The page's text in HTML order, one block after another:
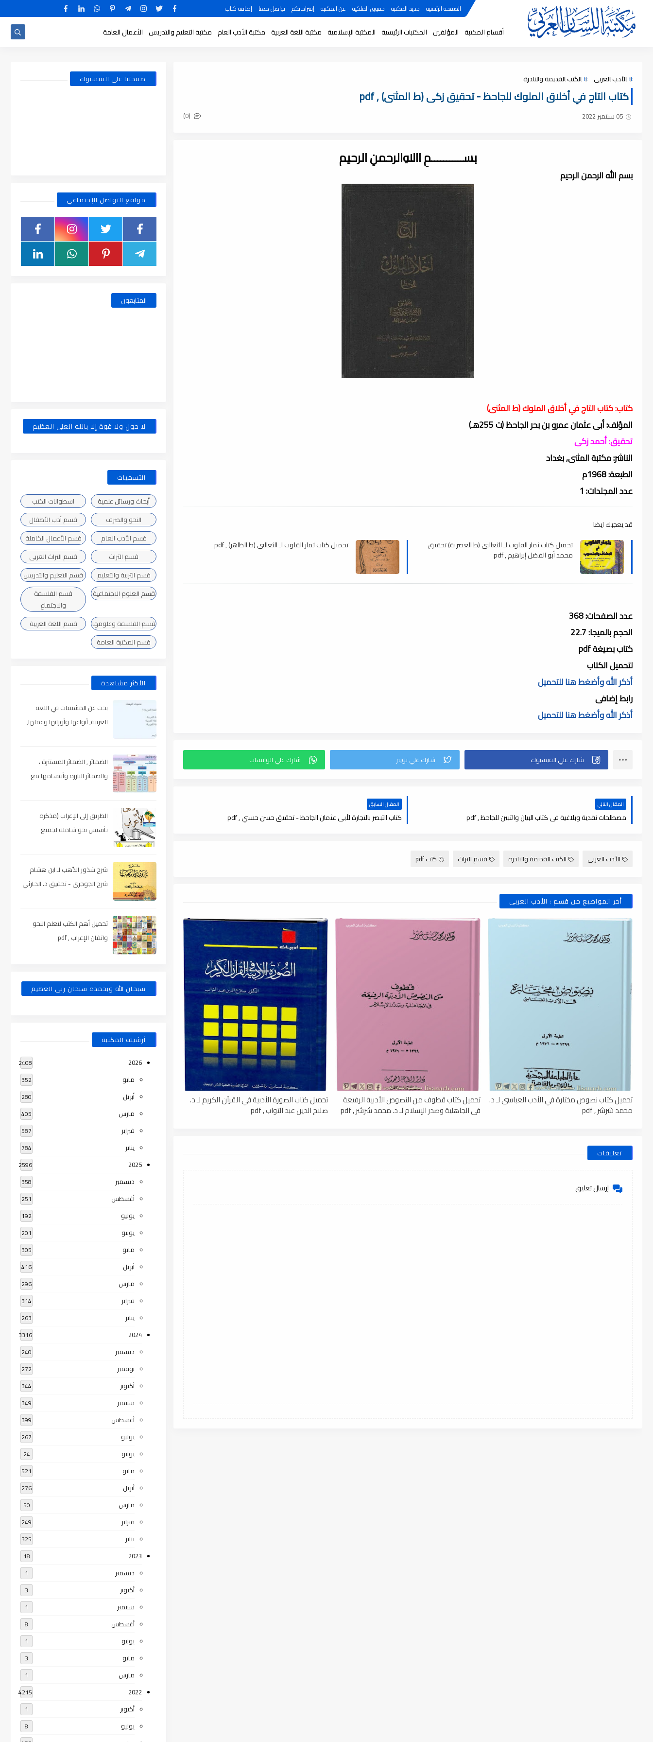
الصفحة الرئيسية جديد المكتبة حقوق الملكية عن المكتبة إقتراحاتكم تواصل معنا إضافة كتاب
أقسام المكتبة المؤلفين المكتبات الرئيسية المكتبة الإسلامية مكتبة اللغة العربية مكتبة الأدب العام مكتبة التعليم والتدريس الأعمال العامة
الأدب العربى الكتب القديمة والنادرة
كتاب التاج في أخلاق الملوك للجاحظ - تحقيق زكى (ط المثنى) , pdf
05 سبتمبر 2022 (0)
بســـــــــــمِ اﷲِالرحمنِ الرحيم
بسم الله الرحمن الرحيم
كتاب: كتاب التاج في أخلاق الملوك (ط المثنى)
المؤلف: أبى عثمان عمرو بن بحر الجاحظ (ت 255هـ)
تحقيق: أحمد زكى
الناشر: مكتبة المثنى, بغداد
الطبعة: 1968م
عدد المجلدات: 1
قد يعجبك ايضا
تحميل كتاب ثمار القلوب لـ الثعالبي (ط العصرية) تحقيق
محمد أبو الفضل إبراهيم , pdf
تحميل كتاب ثمار القلوب لـ الثعالبي (ط الظاهر) , pdf
عدد الصفحات: 368
الحجم بالميجا: 22.7
كتاب بصيغة pdf
لتحميل الكتاب
أذكر الله وأضغط هنا للتحميل
رابط إضافى
أذكر الله وأضغط هنا للتحميل
المقال التالي
مصطلحات نقدية وبلاغية فى كتاب البيان والتبين للجاحظ , pdf
المقال السابق
كتاب التبصر بالتجارة لأبى عثمان الجاحظ - تحقيق حسن حسني , pdf
الأدب العربى الكتب القديمة والنادرة قسم التراث كتب pdf
أخر المواضيع من قسم : الأدب العربى
تحميل كتاب نصوص مختارة في الأدب العباسي لـ د.
محمد شرشر , pdf
تحميل كتاب قطوف من النصوص الأدبية الرفيعة
فى الجاهلية وصدر الإسلام لـ د. محمد شرشر , pdf
تحميل كتاب الصورة الأدبية في القرآن الكريم لـ د.
صلاح الدين عبد التواب , pdf
تعليقات
إرسال تعليق
صفحتنا على الفيسبوك
مواقع التواصل الإجتماعي
المتابعون
لا حول ولا قوة إلا بالله العلى العظيم
التسميات
أبحاث ورسائل علمية
اسطوانات الكتب
النحو والصرف
قسم أدب الأطفال
قسم الأدب العام
قسم الأعمال الكاملة
قسم التراث
قسم التراث العربى
قسم التربية والتعليم
قسم التعليم والتدريس
قسم العلوم الاجتماعية
قسم الفلسفة
والاجتماع
قسم الفلسفة وعلومها
قسم اللغة العربية
قسم المكتبة العامة
الأكثر مشاهدة
بحث عن المشتقات في اللغة
العربية, أنواعها وأوزانها وعملها,
الضمائر , الضمائر المستترة ،
والضمائر البارزة وأقسامها مع
الطريق إلى الإعراب (مذكرة
تأسيس نحو شاملة لجميع
شرح شذور الذّهب لـ ابن هشام
شرح الجوجرى - تحقيق د. الحارثي
تحميل أهم الكتب لتعلم النحو
واتقان الإعراب , pdf
سبحان الله وبحمده سبحان ربى العظيم
أرشيف المكتبة
2026
2408
مايو 352
أبريل 280
مارس 405
فبراير 587
يناير 784
2025
2596
ديسمبر 358
أغسطس 251
يوليو 192
يونيو 201
مايو 305
أبريل 416
مارس 296
فبراير 314
يناير 263
2024
3316
ديسمبر 240
نوفمبر 272
أكتوبر 344
سبتمبر 349
أغسطس 399
يوليو 267
يونيو 24
مايو 521
أبريل 276
مارس 50
فبراير 249
يناير 325
2023
18
ديسمبر 1
أكتوبر 3
سبتمبر 1
أغسطس 8
يونيو 1
مايو 3
مارس 1
2022
4215
أكتوبر 1
يوليو 8